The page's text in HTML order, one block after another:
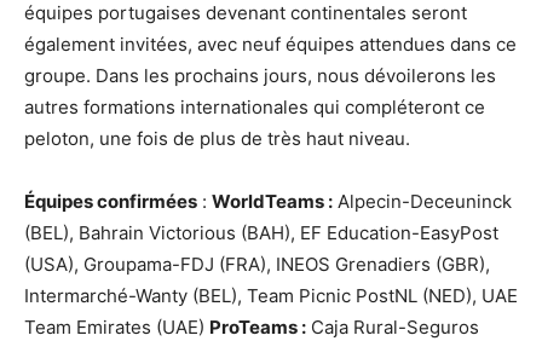
équipes portugaises devenant continentales seront
également invitées, avec neuf équipes attendues dans ce
groupe. Dans les prochains jours, nous dévoilerons les
autres formations internationales qui compléteront ce
peloton, une fois de plus de très haut niveau.
Équipes confirmées : WorldTeams : Alpecin-Deceuninck
(BEL), Bahrain Victorious (BAH), EF Education-EasyPost
(USA), Groupama-FDJ (FRA), INEOS Grenadiers (GBR),
Intermarché-Wanty (BEL), Team Picnic PostNL (NED), UAE
Team Emirates (UAE) ProTeams : Caja Rural-Seguros